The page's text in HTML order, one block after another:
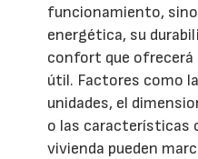
funcionamiento,
energética, su
confort que ofrecerá
útil. Factores como
unidades, el
o las características
vivienda pueden